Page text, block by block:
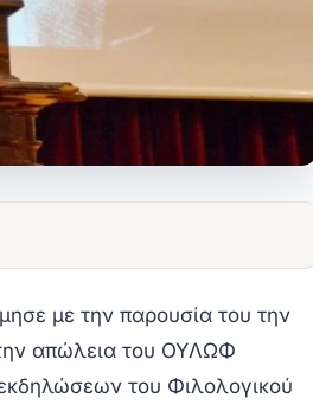
με την παρουσία του την
απώλεια του ΟΥΛΩΦ
του Φιλολογικού